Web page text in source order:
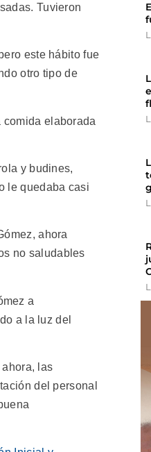
Tuvieron
este hábito fue
otro tipo de
elaborada
y budines,
le quedaba casi
ahora
no saludables
a
a la luz del
las
del personal